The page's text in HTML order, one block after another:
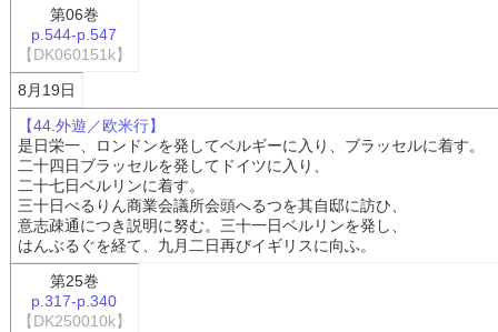
第06巻
p.544-p.547
【DK060151k】
8月19日
【44.外遊／欧米行】
是日栄一、ロンドンを発してベルギーに入り、ブラッセルに着す。
二十四日ブラッセルを発してドイツに入り、
二十七日ベルリンに着す。
三十日べるりん商業会議所会頭へるつを其自邸に訪ひ、
意志疎通につき説明に努む。三十一日ベルリンを発し、
はんぶるぐを経て、九月二日再びイギリスに向ふ。
第25巻
p.317-p.340
【DK250010k】